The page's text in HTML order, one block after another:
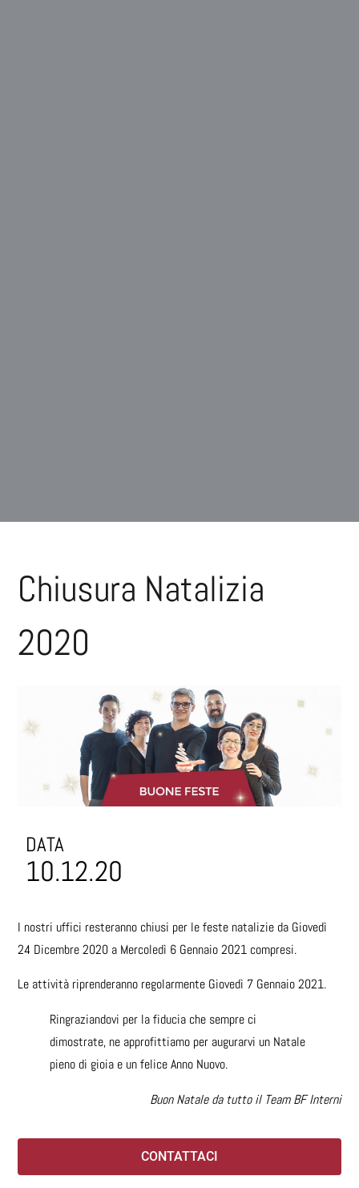
Chiusura Natalizia
2020
DATA
10.12.20
I nostri uffici resteranno chiusi per le feste natalizie da Giovedì
24 Dicembre 2020 a Mercoledì 6 Gennaio 2021 compresi.
Le attività riprenderanno regolarmente Giovedì 7 Gennaio 2021.
Ringraziandovi per la fiducia che sempre ci
dimostrate, ne approfittiamo per augurarvi un Natale
pieno di gioia e un felice Anno Nuovo.
Buon Natale da tutto il Team BF Interni
CONTATTACI